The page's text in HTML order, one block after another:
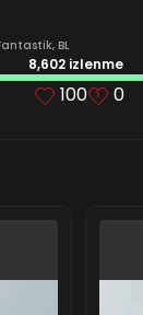
, BL
8,602 izlenme
100 0